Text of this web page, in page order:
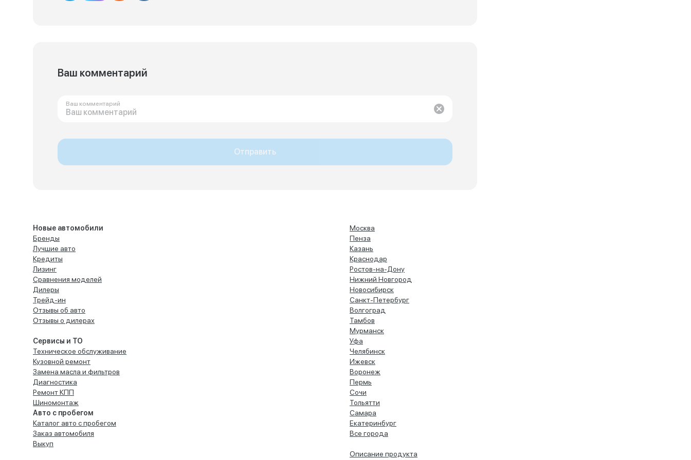
Ваш комментарий
Ваш комментарий
Отправить
Новые автомобили
Бренды
Лучшие авто
Кредиты
Лизинг
Сравнения моделей
Дилеры
Трейд-ин
Отзывы об авто
Отзывы о дилерах
Сервисы и ТО
Техническое обслуживание
Кузовной ремонт
Замена масла и фильтров
Диагностика
Ремонт КПП
Шиномонтаж
Авто с пробегом
Каталог авто с пробегом
Заказ автомобиля
Выкуп
Москва
Пенза
Казань
Краснодар
Ростов-на-Дону
Нижний Новгород
Новосибирск
Санкт-Петербург
Волгоград
Тамбов
Мурманск
Уфа
Челябинск
Ижевск
Воронеж
Пермь
Сочи
Тольятти
Самара
Екатеринбург
Все города
Описание продукта